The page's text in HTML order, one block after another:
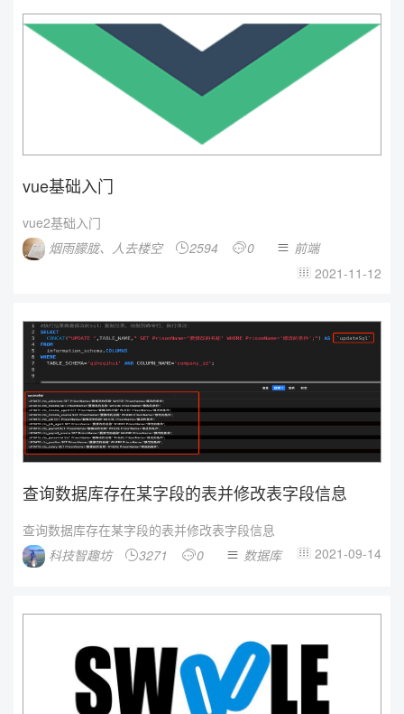
vue基础入门
vue2基础入门
烟雨朦胧、人去楼空
2594 0  前端
 2021-11-12
查询数据库存在某字段的表并修改表字段信息
查询数据库存在某字段的表并修改表字段信息
科技智趣坊
3271 0  数据库  2021-09-14